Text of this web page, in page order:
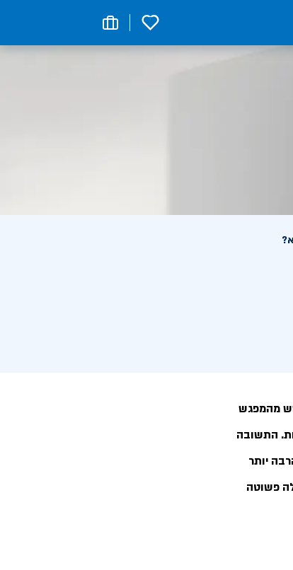
0
מהמפגש
התשובה
יותר
פשוטה